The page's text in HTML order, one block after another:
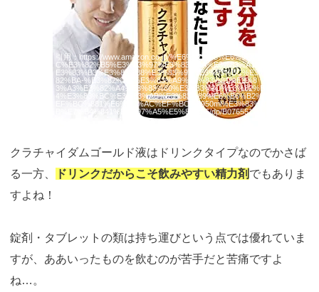
引用：https://www.amazon.co.jp/%E6%97%A5%E6%9C%A
C%E3%82%B5%E3%83%97%E3%83%AA%E3%83%A1%
E3%83%B3%E3%83%88%E3%83%95%E3%83%BC%E3%
82%BA-%E3%82%AF%E3%83%A9%E3%83%81%E3%8
3%A3%E3%82%A4%E3%83%80%E3%83%A0%E3%82%B
4%E3%83%BC%E3%83%AB%E3%83%89%E6%B6%B2%
EF%BC%881%E6%9C%AC%EF%BC%8950ml%E3%83%B
B%E7%B4%841%E6%97%A5%E5%88%86/dp/B0765511K
クラチャイダムゴールド液はドリンクタイプなのでかさば
る一方、
ドリンクだからこそ飲みやすい精力剤 でもありま
すよね！
錠剤・タブレットの類は持ち運びという点では優れていま
すが、ああいったものを飲むのが苦手だと苦痛ですよ
ね…。